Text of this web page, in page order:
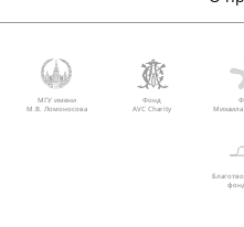
МГУ имени
М.В. Ломоносова
Фонд
AVC Charity
Михаила